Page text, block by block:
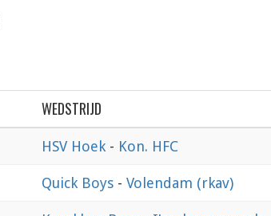
WEDSTRIJD
HSV Hoek - Kon. HFC
Quick Boys - Volendam (rkav)